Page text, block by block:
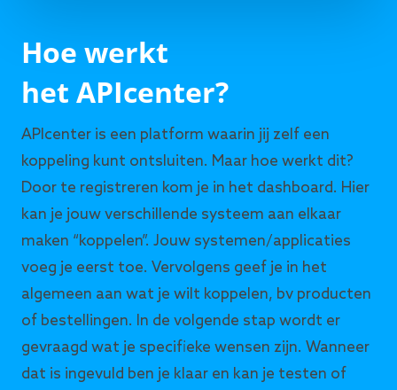
Hoe werkt
het APIcenter?
APIcenter is een platform waarin jij zelf een
koppeling kunt ontsluiten. Maar hoe werkt dit?
Door te registreren kom je in het dashboard. Hier
kan je jouw verschillende systeem aan elkaar
maken “koppelen”. Jouw systemen/applicaties
voeg je eerst toe. Vervolgens geef je in het
algemeen aan wat je wilt koppelen, bv producten
of bestellingen. In de volgende stap wordt er
gevraagd wat je specifieke wensen zijn. Wanneer
dat is ingevuld ben je klaar en kan je testen of